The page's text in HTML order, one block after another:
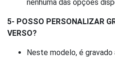
nenhuma das opções
5- POSSO PERSONALIZAR
VERSO?
Neste modelo, é